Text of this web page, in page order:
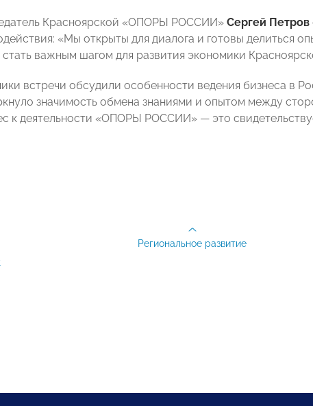
Красноярской «ОПОРЫ РОССИИ» Сергей Петров
«Мы открыты для диалога и готовы делиться
важным шагом для развития экономики
встречи обсудили особенности ведения бизнеса в
значимость обмена знаниями и опытом между
к деятельности «ОПОРЫ РОССИИ» — это
Региональное развитие